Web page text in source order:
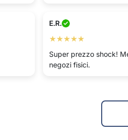
E.R.
★★★★★
Super prezzo shock!
negozi fisici.